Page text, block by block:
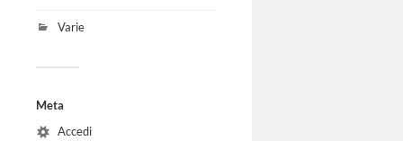
Varie
Meta
Accedi